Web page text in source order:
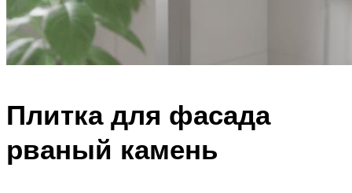
Плитка для фасада
рваный камень